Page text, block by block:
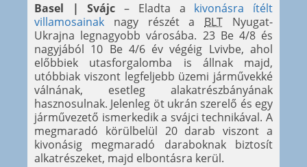
Basel | Svájc – Eladta a kivonásra ítélt
villamosainak nagy részét a BLT Nyugat-
Ukrajna legnagyobb városába. 23 Be 4/8 és
nagyjából 10 Be 4/6 év végéig Lvivbe, ahol
előbbiek utasforgalomba is állnak majd,
utóbbiak viszont legfeljebb üzemi járművekké
válnának, esetleg alakatrészbányának
hasznosulnak. Jelenleg öt ukrán szerelő és egy
járművezető ismerkedik a svájci technikával. A
megmaradó körülbelül 20 darab viszont a
kivonásig megmaradó daraboknak biztosít
alkatrészeket, majd elbontásra kerül.